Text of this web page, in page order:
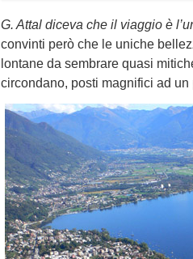
G. Attal diceva che il viaggio è
convinti però che le uniche
lontane da sembrare quasi
circondano, posti magnifici ad